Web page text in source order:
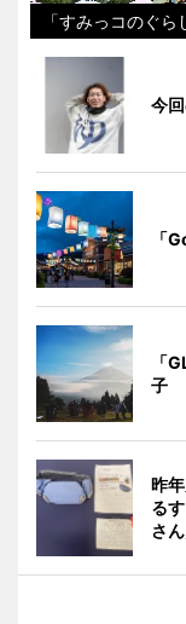
「すみっコのぐら
今
「
「
子
昨
る
さん